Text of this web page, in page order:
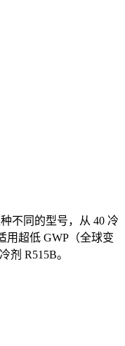
不同的型号，从 40 冷
用超低 GWP（全球变
剂 R515B。